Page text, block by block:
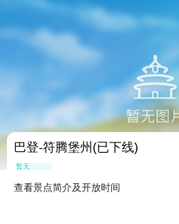
巴登-符腾堡州(已下线)
暂无点评
查看景点简介及开放时间